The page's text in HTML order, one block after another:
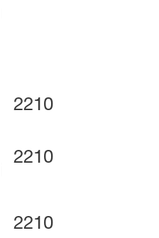
2210
2210
2210